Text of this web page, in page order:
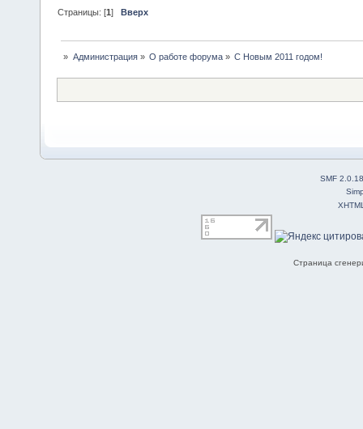
Страницы: [1]Вверх
» Администрация» О работе форума» С Новым 2011 годом!
SMF 2.0.18
Страница